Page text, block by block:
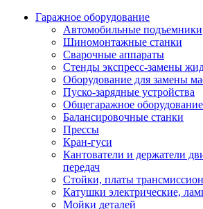
Гаражное оборудование
Автомобильные подъемники
Шиномонтажные станки
Сварочные аппараты
Стенды экспресс-замены
Оборудование для замены
Пуско-зарядные устройства
Общегаражное оборудование
Балансировочные станки
Прессы
Кран-гуси
Кантователи и держатели
передач
Стойки, платы
Катушки электрические,
Мойки деталей